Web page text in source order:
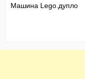
Машина Lego.дупло